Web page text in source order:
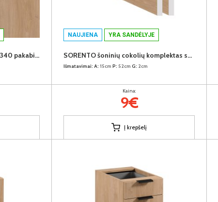
SORENTO K04 BLENDA 985*340 pakabinamų spintelių užbaigimo detalė (Puccini)
NAUJIENA YRA SANDĖLYJE
SORENTO šoninių cokolių komplektas spintoms 52cm (2vnt.) (Puccini)
Išmatavimai: A: 15cm P: 52cm G: 2cm
Kaina:
9€
Į krepšelį